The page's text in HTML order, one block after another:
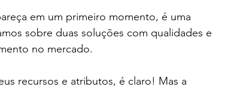
em um primeiro momento, é uma
sobre duas soluções com qualidades e
no mercado.
recursos e atributos, é claro! Mas a